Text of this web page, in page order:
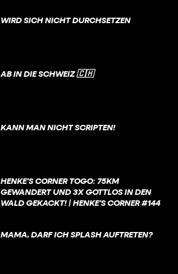
WIRD SICH NICHT DURCHSETZEN
AB IN DIE SCHWEIZ 🇨🇭
KANN MAN NICHT SCRIPTEN!
HENKE'S CORNER TOGO: 75KM
GEWANDERT UND 3X GOTTLOS IN DEN
WALD GEKACKT! | HENKE'S CORNER #144
MAMA, DARF ICH SPLASH AUFTRETEN?